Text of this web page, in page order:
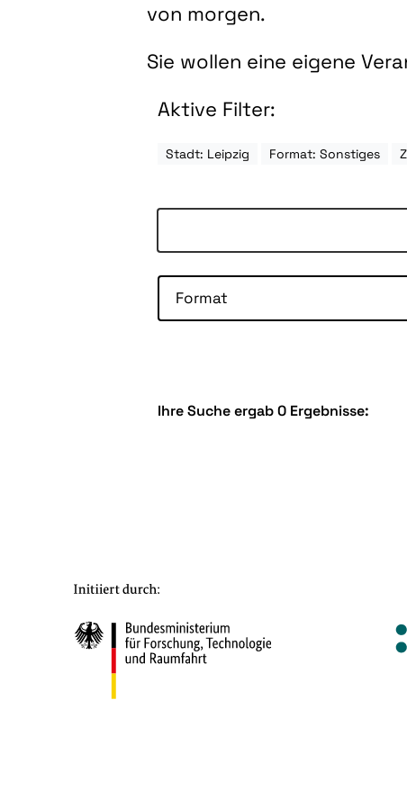
von morgen.
Sie wollen eine eigene
Aktive Filter:
Stadt: Leipzig Format: Sonstiges
Format
Ihre Suche ergab 0 Ergebnisse: